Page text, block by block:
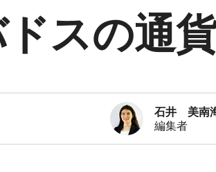
スの通
石井 美南
編集者